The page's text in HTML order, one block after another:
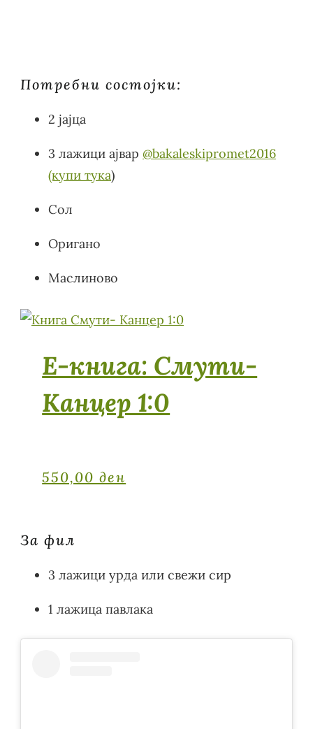
Потребни состојки:
2 јајца
3 лажици ајвар @bakaleskipromet2016
(купи тука)
Сол
Оригано
Маслиново
E-книга: Смути-
Канцер 1:0
550,00 ден
За фил
3 лажици урда или свежи сир
1 лажица павлака